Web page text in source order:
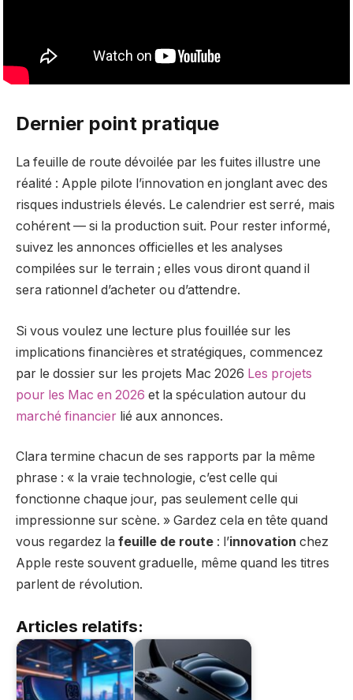
Dernier point pratique
La feuille de route dévoilée par les fuites illustre une
réalité : Apple pilote l’innovation en jonglant avec des
risques industriels élevés. Le calendrier est serré, mais
cohérent — si la production suit. Pour rester informé,
suivez les annonces officielles et les analyses
compilées sur le terrain ; elles vous diront quand il
sera rationnel d’acheter ou d’attendre.
Si vous voulez une lecture plus fouillée sur les
implications financières et stratégiques, commencez
par le dossier sur les projets Mac 2026 Les projets
pour les Mac en 2026 et la spéculation autour du
marché financier lié aux annonces.
Clara termine chacun de ses rapports par la même
phrase : « la vraie technologie, c’est celle qui
fonctionne chaque jour, pas seulement celle qui
impressionne sur scène. » Gardez cela en tête quand
vous regardez la feuille de route : l’innovation chez
Apple reste souvent graduelle, même quand les titres
parlent de révolution.
Articles relatifs: